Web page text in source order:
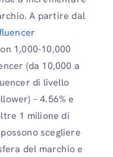
A partire dal
1,000-10,000
(da 10,000 a
di livello
– 4.56% e
1 milione di
scegliere
del marchio e